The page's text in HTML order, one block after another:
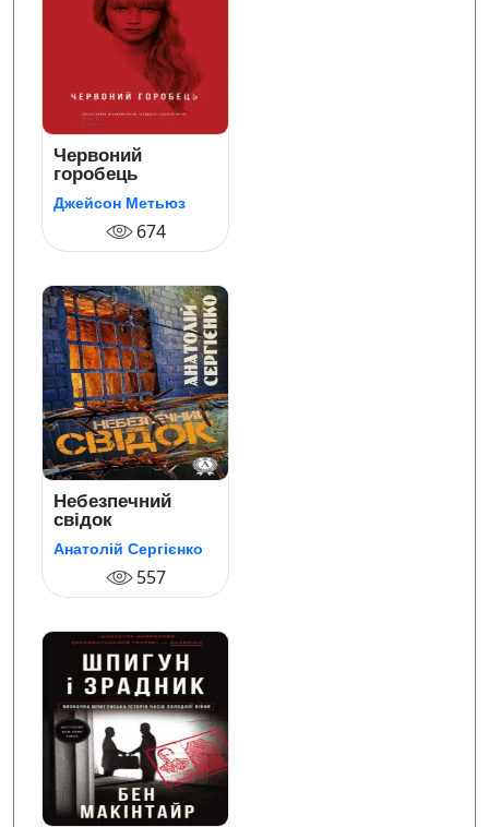
Червоний
горобець
Джейсон Метьюз
674
Небезпечний
свідок
Анатолій Сергієнко
557